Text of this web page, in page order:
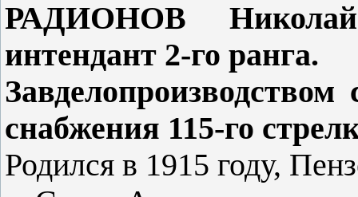
РАДИОНОВ Николай
интендант 2-го ранга.
снабжения 115-го
Родился в 1915 году,